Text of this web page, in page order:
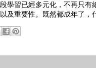
學習已經多元化，不再只
及重要性。既然都成年了，